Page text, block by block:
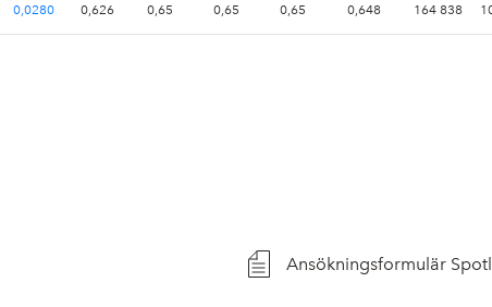
0,0280 0,626 0,65 0,65 0,65 0,648 164 838
Ansökningsformulär